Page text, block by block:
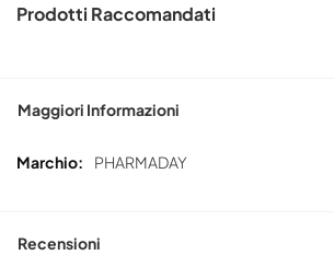
Prodotti Raccomandati
Maggiori Informazioni
Maggiori
PHARMADAY
Recensioni